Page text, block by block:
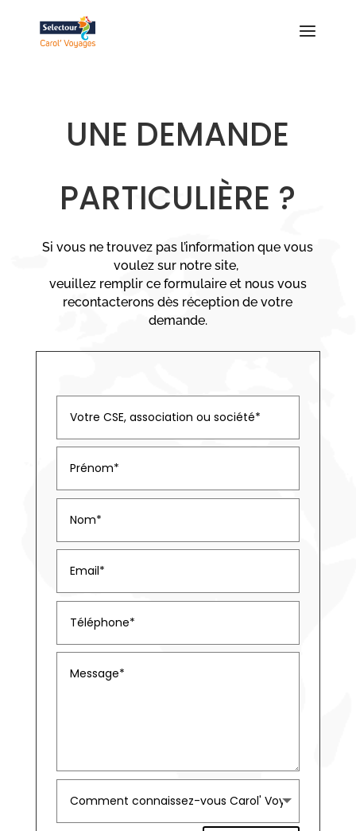
UNE DEMANDE
PARTICULIÈRE ?
Si vous ne trouvez pas l’information que vous
voulez sur notre site,
veuillez remplir ce formulaire et nous vous
recontacterons dès réception de votre
demande.